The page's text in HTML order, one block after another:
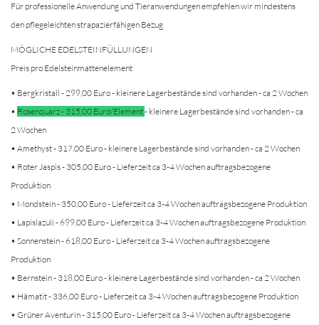
Für professionelle Anwendung und Tieranwendungen empfehlen wir mindestens
den pflegeleichten strapazierfähigen Bezug
MÖGLICHE EDELSTEINFÜLLUNGEN
Preis pro Edelsteinmattenelement
• Bergkristall - 299,00 Euro - kleinere Lagerbestände sind vorhanden - ca 2 Wochen
• Rosenquarz - 315,00 Euro/Element- kleinere Lagerbestände sind vorhanden - ca
2 Wochen
• Amethyst - 317,00 Euro - kleinere Lagerbestände sind vorhanden - ca 2 Wochen
• Roter Jaspis - 305,00 Euro - Lieferzeit ca 3-4 Wochen auftragsbezogene
Produktion
• Mondstein - 350,00 Euro - Lieferzeit ca 3-4 Wochen auftragsbezogene Produktion
• Lapislazuli - 699,00 Euro - Lieferzeit ca 3-4 Wochen auftragsbezogene Produktion
• Sonnenstein - 618,00 Euro - Lieferzeit ca 3-4 Wochen auftragsbezogene
Produktion
• Bernstein - 318,00 Euro - kleinere Lagerbestände sind vorhanden - ca 2 Wochen
• Hämatit - 336,00 Euro - Lieferzeit ca 3-4 Wochen auftragsbezogene Produktion
• Grüner Aventurin - 315,00 Euro - Lieferzeit ca 3-4 Wochen auftragsbezogene